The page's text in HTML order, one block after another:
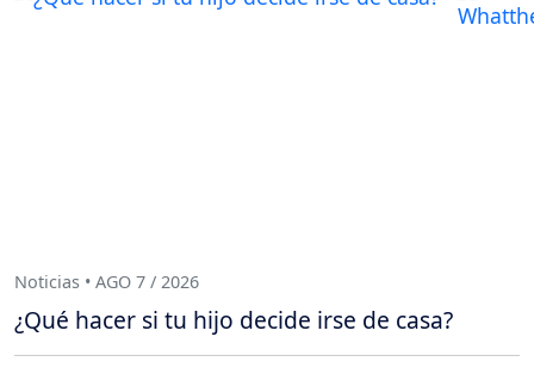
Noticias • AGO 7 / 2026
¿Qué hacer si tu hijo decide irse de casa?